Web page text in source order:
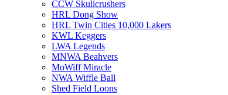
CCW Skullcrushers
HRL Dong Show
HRL Twin Cities 10,000 Lakers
KWL Keggers
LWA Legends
MNWA Beahvers
MoWiff Miracle
NWA Wiffle Ball
Shed Field Loons